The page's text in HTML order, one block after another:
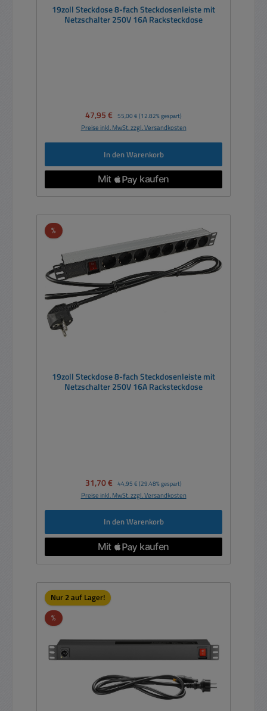
19zoll Steckdose 8-fach Steckdosenleiste mit
Netzschalter 250V 16A Racksteckdose
Verkaufspreis:
47,95 € Regulärer Preis:
55,00 € (12.82% gespart)
Preise inkl. MwSt. zzgl. Versandkosten
In den Warenkorb
%Rabatt
19zoll Steckdose 8-fach Steckdosenleiste mit
Netzschalter 250V 16A Racksteckdose
Verkaufspreis:
31,70 € Regulärer Preis:
44,95 € (29.48% gespart)
Preise inkl. MwSt. zzgl. Versandkosten
In den Warenkorb
Nur 2 auf Lager!
%Rabatt